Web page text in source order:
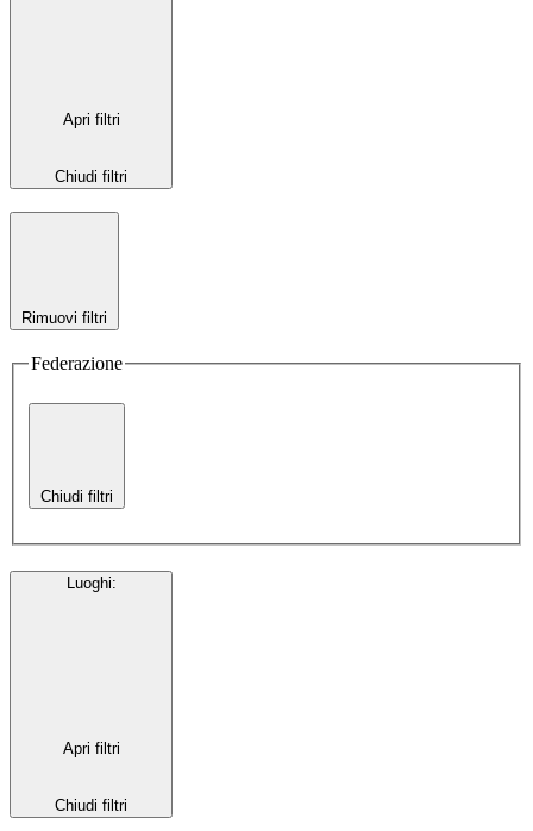
Apri filtri
Chiudi filtri
Rimuovi filtri
Federazione
Chiudi filtri
Luoghi:
Apri filtri
Chiudi filtri